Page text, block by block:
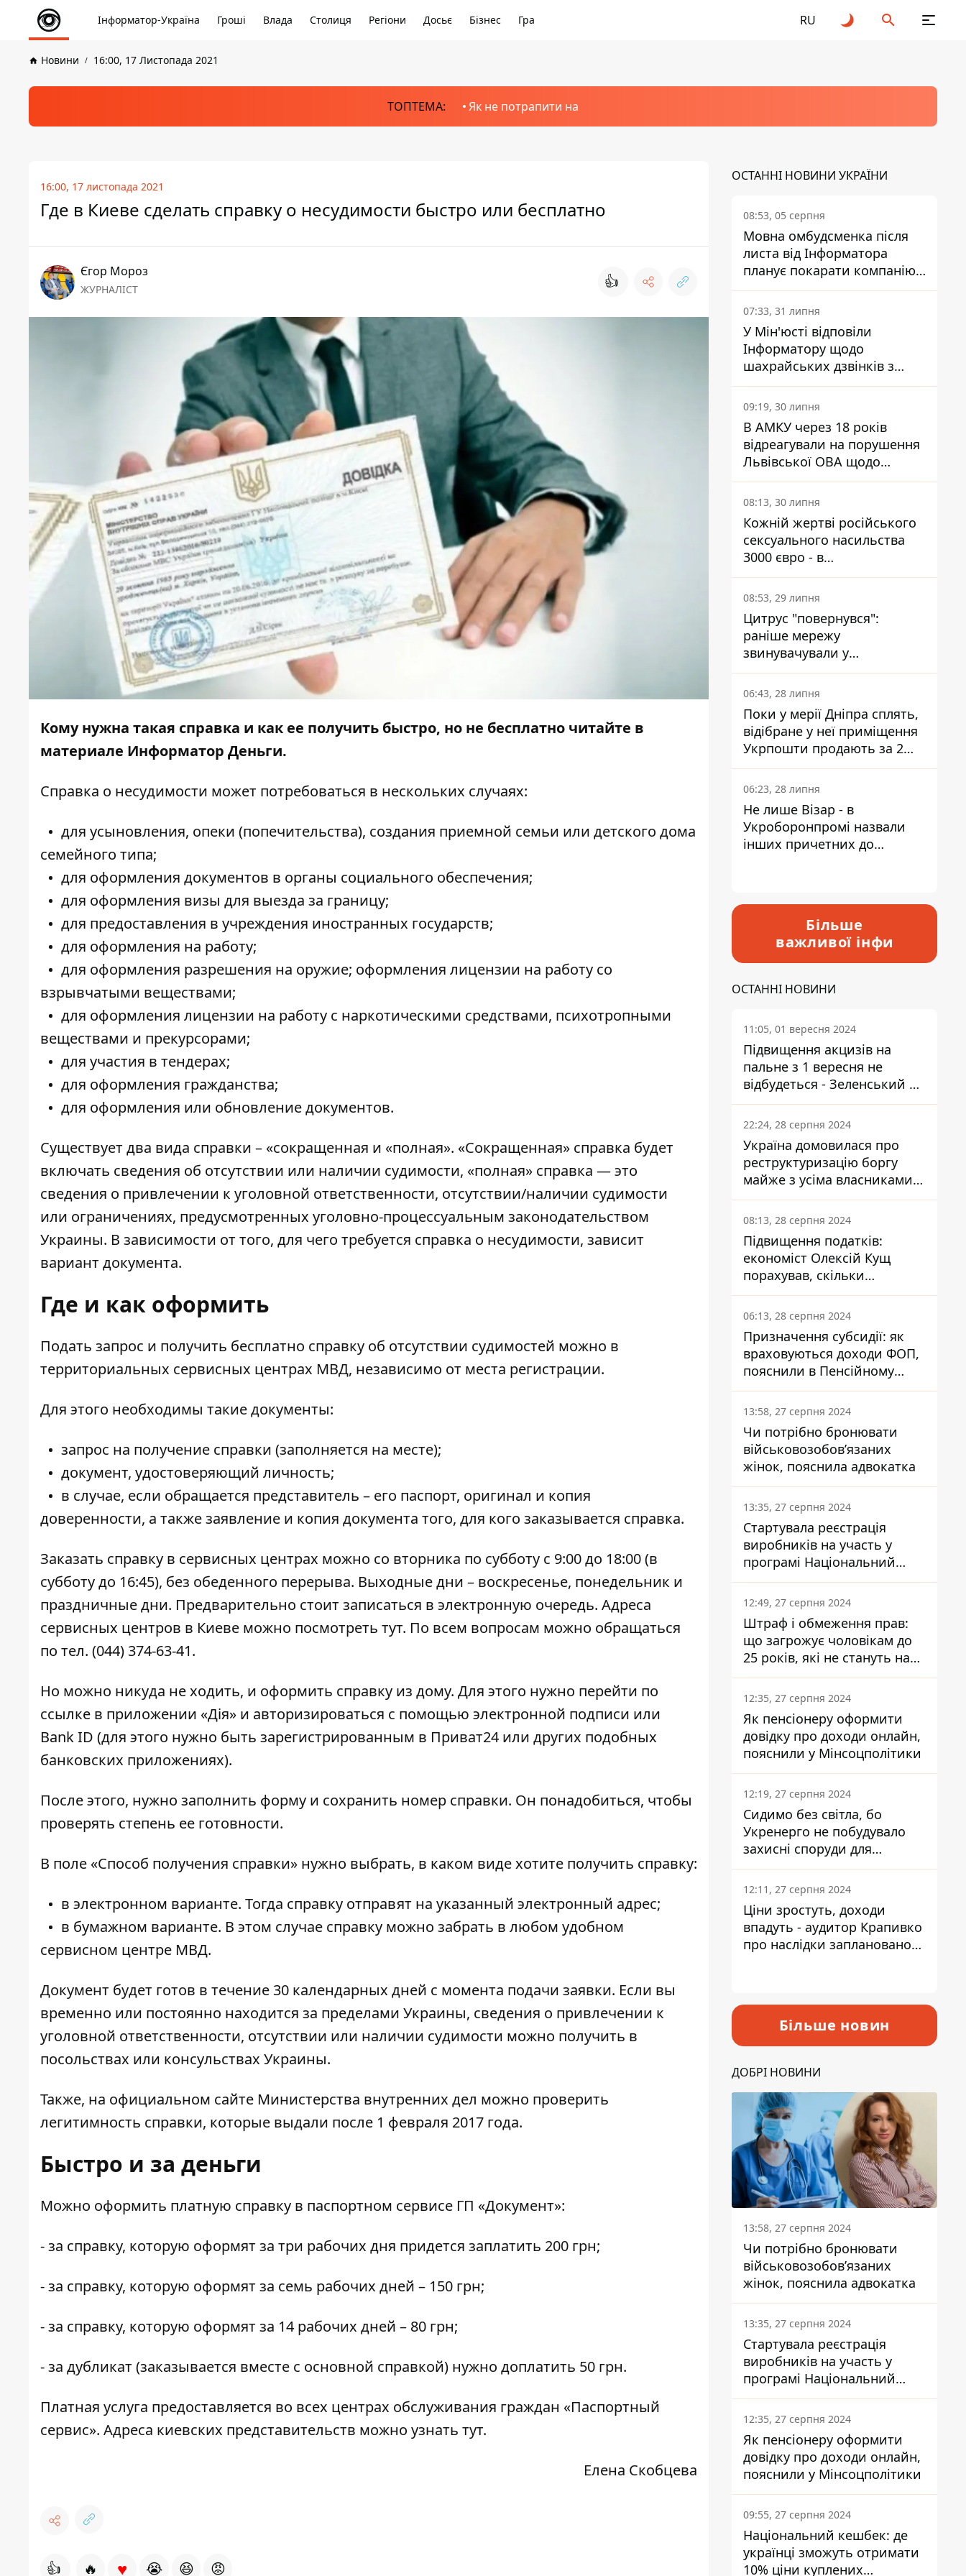
Інформатор-Україна Гроші Влада Столиця Регіони Досьє Бізнес Гра RU
Новини 16:00, 17 Листопада 2021
ТОПТЕМА: Як не потрапити на
16:00, 17 листопада 2021
Где в Киеве сделать справку о несудимости быстро или бесплатно
Єгор Мороз
ЖУРНАЛІСТ 👍
Кому нужна такая справка и как ее получить быстро, но не бесплатно читайте в
материале Информатор Деньги.
Справка о несудимости может потребоваться в нескольких случаях:
для усыновления, опеки (попечительства), создания приемной семьи или детского дома
семейного типа;
для оформления документов в органы социального обеспечения;
для оформления визы для выезда за границу;
для предоставления в учреждения иностранных государств;
для оформления на работу;
для оформления разрешения на оружие; оформления лицензии на работу со
взрывчатыми веществами;
для оформления лицензии на работу с наркотическими средствами, психотропными
веществами и прекурсорами;
для участия в тендерах;
для оформления гражданства;
для оформления или обновление документов.
Существует два вида справки – «сокращенная и «полная». «Сокращенная» справка будет
включать сведения об отсутствии или наличии судимости, «полная» справка — это
сведения о привлечении к уголовной ответственности, отсутствии/наличии судимости
или ограничениях, предусмотренных уголовно-процессуальным законодательством
Украины. В зависимости от того, для чего требуется справка о несудимости, зависит
вариант документа.
Где и как оформить
Подать запрос и получить бесплатно справку об отсутствии судимостей можно в
территориальных сервисных центрах МВД, независимо от места регистрации.
Для этого необходимы такие документы:
запрос на получение справки (заполняется на месте);
документ, удостоверяющий личность;
в случае, если обращается представитель – его паспорт, оригинал и копия
доверенности, а также заявление и копия документа того, для кого заказывается справка.
Заказать справку в сервисных центрах можно со вторника по субботу с 9:00 до 18:00 (в
субботу до 16:45), без обеденного перерыва. Выходные дни – воскресенье, понедельник и
праздничные дни. Предварительно стоит записаться в электронную очередь. Адреса
сервисных центров в Киеве можно посмотреть тут. По всем вопросам можно обращаться
по тел. (044) 374-63-41.
Но можно никуда не ходить, и оформить справку из дому. Для этого нужно перейти по
ссылке в приложении «Дія» и авторизироваться с помощью электронной подписи или
Bank ID (для этого нужно быть зарегистрированным в Приват24 или других подобных
банковских приложениях).
После этого, нужно заполнить форму и сохранить номер справки. Он понадобиться, чтобы
проверять степень ее готовности.
В поле «Способ получения справки» нужно выбрать, в каком виде хотите получить справку:
в электронном варианте. Тогда справку отправят на указанный электронный адрес;
в бумажном варианте. В этом случае справку можно забрать в любом удобном
сервисном центре МВД.
Документ будет готов в течение 30 календарных дней с момента подачи заявки. Если вы
временно или постоянно находится за пределами Украины, сведения о привлечении к
уголовной ответственности, отсутствии или наличии судимости можно получить в
посольствах или консульствах Украины.
Также, на официальном сайте Министерства внутренних дел можно проверить
легитимность справки, которые выдали после 1 февраля 2017 года.
Быстро и за деньги
Можно оформить платную справку в паспортном сервисе ГП «Документ»:
- за справку, которую оформят за три рабочих дня придется заплатить 200 грн;
- за справку, которую оформят за семь рабочих дней – 150 грн;
- за справку, которую оформят за 14 рабочих дней – 80 грн;
- за дубликат (заказывается вместе с основной справкой) нужно доплатить 50 грн.
Платная услуга предоставляется во всех центрах обслуживания граждан «Паспортный
сервис». Адреса киевских представительств можно узнать тут.
Елена Скобцева
👍 🔥 ♥ 😭 😆 😡
ОСТАННІ НОВИНИ УКРАЇНИ
08:53, 05 серпня
Мовна омбудсменка після
листа від Інформатора
планує покарати компанію-
підрядника ПриватБанку
07:33, 31 липня
У Мін'юсті відповіли
Інформатору щодо
шахрайських дзвінків з
камери Сумського СІЗО так,
що ніхто нічого не зрозумів
09:19, 30 липня
В АМКУ через 18 років
відреагували на порушення
Львівської ОВА щодо
харчування у закладах
освіти
08:13, 30 липня
Кожній жертві російського
сексуального насильства
3000 євро - в
Мінсоцполітики пояснили
Інформатору, звідки на це
гроші
08:53, 29 липня
Цитрус "повернувся":
раніше мережу
звинувачували у
контрабанді техніки та
ухиленні від сплати
податків
06:43, 28 липня
Поки у мерії Дніпра сплять,
відібране у неї приміщення
Укрпошти продають за 2
мільйони
06:23, 28 липня
Не лише Візар - в
Укроборонпромі назвали
інших причетних до
Більше
важливої інфи
ОСТАННІ НОВИНИ
11:05, 01 вересня 2024
Підвищення акцизів на
пальне з 1 вересня не
відбудеться - Зеленський не
підписав закон
22:24, 28 серпня 2024
Україна домовилася про
реструктуризацію боргу
майже з усіма власниками
єврооблігацій: що це
означає для країни
08:13, 28 серпня 2024
Підвищення податків:
економіст Олексій Кущ
порахував, скільки
заплатить кожен українець
06:13, 28 серпня 2024
Призначення субсидії: як
враховуються доходи ФОП,
пояснили в Пенсійному
фонді
13:58, 27 серпня 2024
Чи потрібно бронювати
військовозобов’язаних
жінок, пояснила адвокатка
13:35, 27 серпня 2024
Стартувала реєстрація
виробників на участь у
програмі Національний
кешбек: як це зробити
через портал Дія
12:49, 27 серпня 2024
Штраф і обмеження прав:
що загрожує чоловікам до
25 років, які не стануть на
військовий облік
12:35, 27 серпня 2024
Як пенсіонеру оформити
довідку про доходи онлайн,
пояснили у Мінсоцполітики
12:19, 27 серпня 2024
Сидимо без світла, бо
Укренерго не побудувало
захисні споруди для
енергетики - нардеп
Кучеренко
12:11, 27 серпня 2024
Ціни зростуть, доходи
впадуть - аудитор Крапивко
про наслідки запланованого
Більше новин
ДОБРІ НОВИНИ
13:58, 27 серпня 2024
Чи потрібно бронювати
військовозобов’язаних
жінок, пояснила адвокатка
13:35, 27 серпня 2024
Стартувала реєстрація
виробників на участь у
програмі Національний
кешбек: як це зробити
через портал Дія
12:35, 27 серпня 2024
Як пенсіонеру оформити
довідку про доходи онлайн,
пояснили у Мінсоцполітики
09:55, 27 серпня 2024
Національний кешбек: де
українці зможуть отримати
10% ціни куплених